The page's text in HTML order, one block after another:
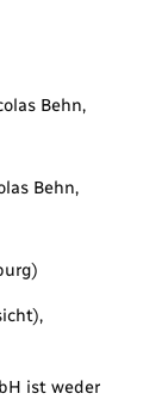
Behn,
Behn,
ist weder